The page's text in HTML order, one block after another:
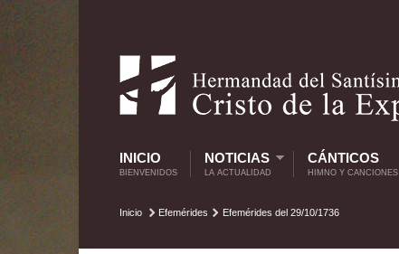
INICIO
BIENVENIDOS
NOTICIAS
LA ACTUALIDAD
CÁNTICOS
HIMNO Y CANCIONES
Inicio Efemérides Efemérides del 29/10/1736